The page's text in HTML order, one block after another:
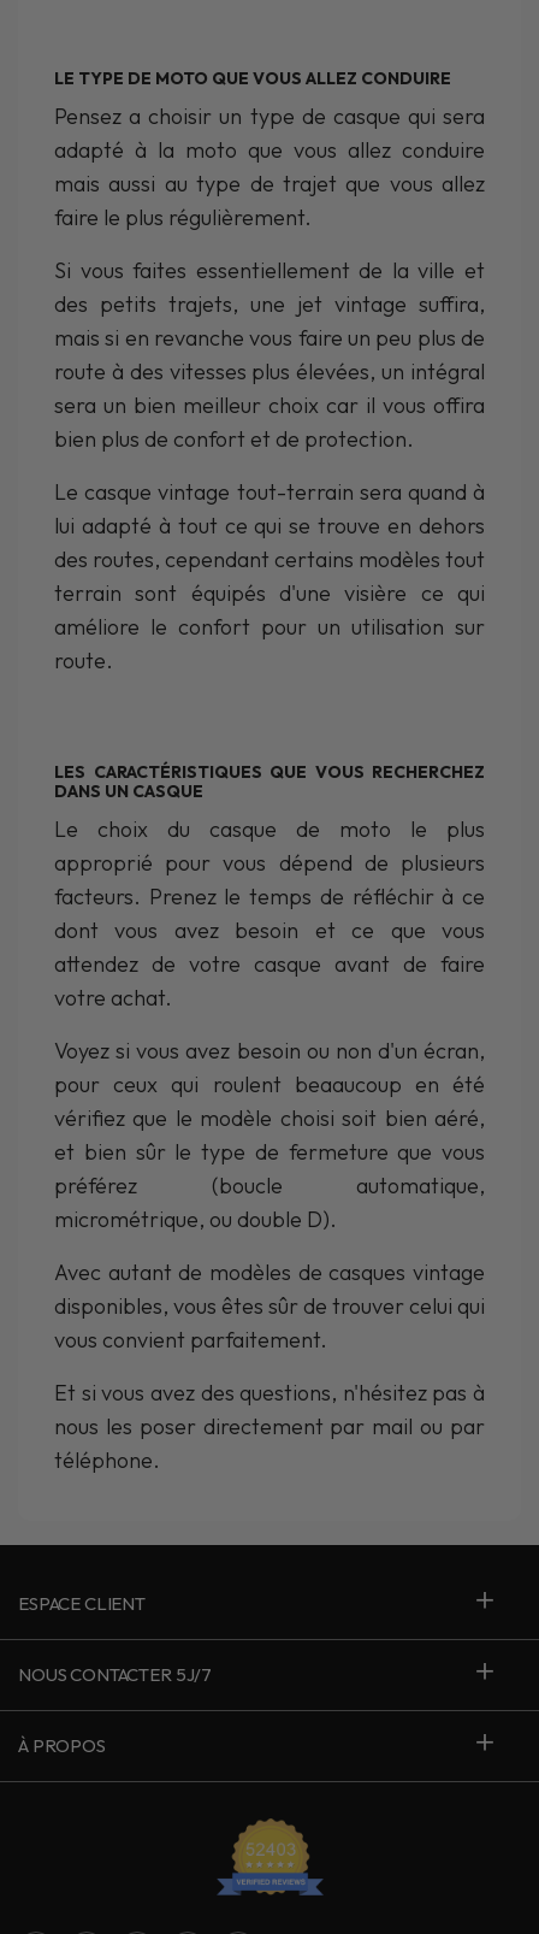
LE TYPE DE MOTO QUE VOUS ALLEZ CONDUIRE
Pensez a choisir un type de casque qui sera
adapté à la moto que vous allez conduire
mais aussi au type de trajet que vous allez
faire le plus régulièrement.
Si vous faites essentiellement de la ville et
des petits trajets, une jet vintage suffira,
mais si en revanche vous faire un peu plus de
route à des vitesses plus élevées, un intégral
sera un bien meilleur choix car il vous offira
bien plus de confort et de protection.
Le casque vintage tout-terrain sera quand à
lui adapté à tout ce qui se trouve en dehors
des routes, cependant certains modèles tout
terrain sont équipés d'une visière ce qui
améliore le confort pour un utilisation sur
route.
LES CARACTÉRISTIQUES QUE VOUS RECHERCHEZ
DANS UN CASQUE
Le choix du casque de moto le plus
approprié pour vous dépend de plusieurs
facteurs. Prenez le temps de réfléchir à ce
dont vous avez besoin et ce que vous
attendez de votre casque avant de faire
votre achat.
Voyez si vous avez besoin ou non d'un écran,
pour ceux qui roulent beaaucoup en été
vérifiez que le modèle choisi soit bien aéré,
et bien sûr le type de fermeture que vous
préférez (boucle automatique,
micrométrique, ou double D).
Avec autant de modèles de casques vintage
disponibles, vous êtes sûr de trouver celui qui
vous convient parfaitement.
Et si vous avez des questions, n'hésitez pas à
nous les poser directement par mail ou par
téléphone.
ESPACE CLIENT
NOUS CONTACTER 5J/7
À PROPOS